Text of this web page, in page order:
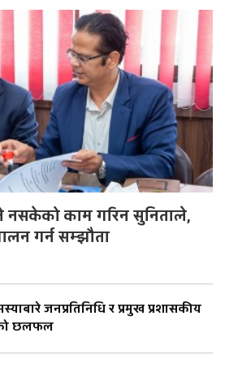
नसकेको काम गरिन सुनिताले,
गर्न सम्झौता
जनप्रतिनिधि र प्रमुख प्रशासकीय
छलफल